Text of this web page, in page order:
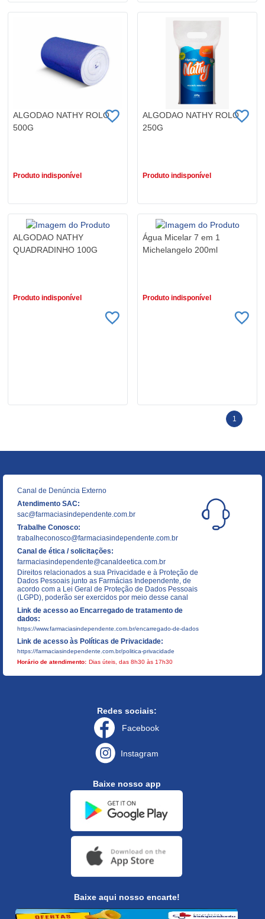
ALGODAO NATHY ROLO
500G
Produto indisponível
ALGODAO NATHY ROLO
250G
Produto indisponível
ALGODAO NATHY
QUADRADINHO 100G
Produto indisponível
Água Micelar 7 em 1
Michelangelo 200ml
Produto indisponível
1
Canal de Denúncia Externo
Atendimento SAC:
sac@farmaciasindependente.com.br
Trabalhe Conosco:
trabalheconosco@farmaciasindependente.com.br
Canal de ética / solicitações:
farmaciasindependente@canaldeetica.com.br
Direitos relacionados a sua Privacidade e à Proteção de
Dados Pessoais junto as Farmácias Independente, de
acordo com a Lei Geral de Proteção de Dados Pessoais
(LGPD), poderão ser exercidos por meio desse canal
Link de acesso ao Encarregado de tratamento de
dados:
https://www.farmaciasindependente.com.br/encarregado-de-dados
Link de acesso às Políticas de Privacidade:
https://farmaciasindependente.com.br/politica-privacidade
Horário de atendimento: Dias úteis, das 8h30 às 17h30
Redes sociais:
Facebook
Instagram
Baixe nosso app
Baixe aqui nosso encarte!